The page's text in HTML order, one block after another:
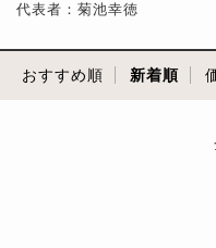
代表者：菊池幸徳
おすすめ順 新着順